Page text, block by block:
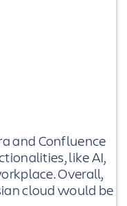
and Confluence
like AI,
Overall,
cloud would be